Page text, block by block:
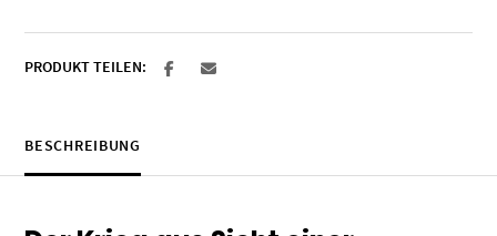
PRODUKT TEILEN:
BESCHREIBUNG